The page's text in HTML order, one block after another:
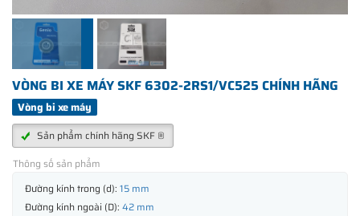
VÒNG BI XE MÁY SKF 6302-2RS1/VC525 CHÍNH HÃNG
Vòng bi xe máy
Sản phẩm chính hãng SKF ®
Thông số sản phẩm
Đường kính trong (d): 15 mm
Đường kính ngoài (D): 42 mm